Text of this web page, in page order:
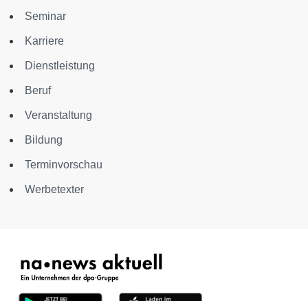
Seminar
Karriere
Dienstleistung
Beruf
Veranstaltung
Bildung
Terminvorschau
Werbetexter